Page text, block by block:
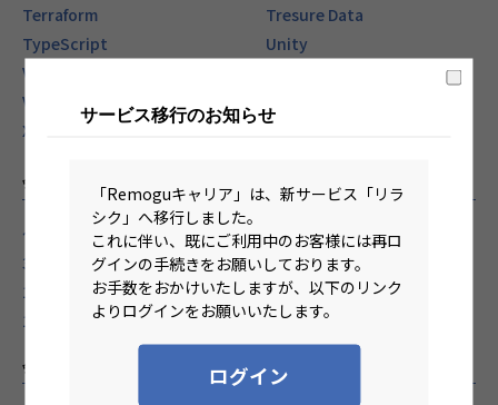
サービス移行のお知らせ
「Remoguキャリア」は、新サービス「リラ
シク」へ移行しました。
これに伴い、既にご利用中のお客様には再ロ
グインの手続きをお願いしております。
お手数をおかけいたしますが、以下のリンク
よりログインをお願いいたします。
ログイン
Terraform
Tresure Data
TypeScript
Unity
VB
Vue.js
Xamarin
XD
会社規模からリモートワーク求人を探す
〜10人
11〜30人
31〜50人
51〜100人
101〜500人
501〜1000人
1001人〜
会社の特徴からリモートワーク求人を探す